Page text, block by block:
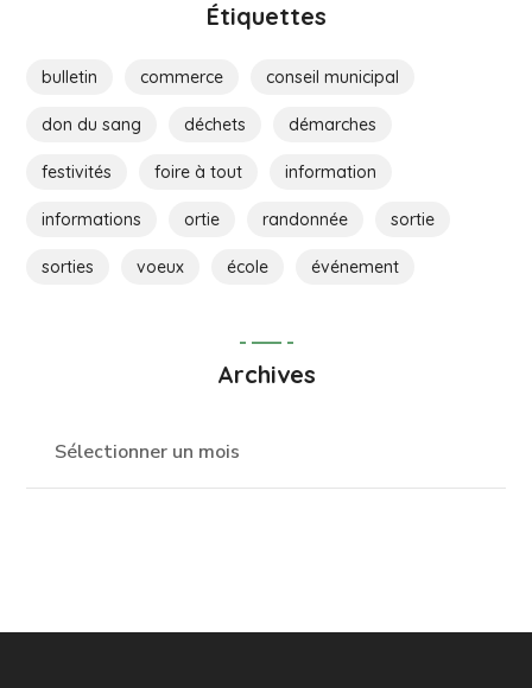
Étiquettes
bulletin commerce conseil municipal
don du sang déchets démarches
festivités foire à tout information
informations ortie randonnée sortie
sorties voeux école événement
Archives